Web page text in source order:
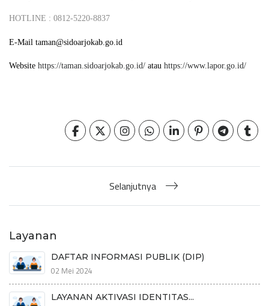
HOTLINE : 0812-5220-8837
E-Mail taman@sidoarjokab.go.id
Website https://taman.sidoarjokab.go.id/ atau https://www.lapor.go.id/
Selanjutnya
Layanan
DAFTAR INFORMASI PUBLIK (DIP)
02 Mei 2024
LAYANAN AKTIVASI IDENTITAS...